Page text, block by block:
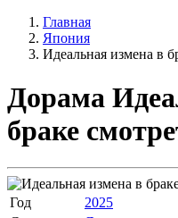
Главная
Япония
Идеальная измена в
Дорама
браке
Год
2025